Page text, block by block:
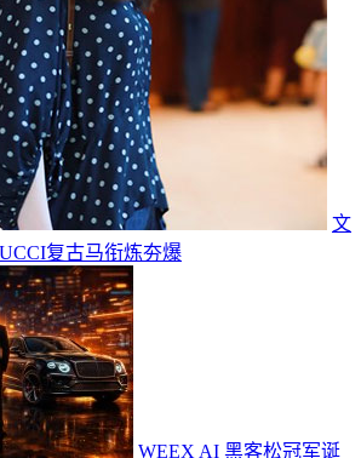
文
复古马衔炼夯爆
WEEX AI 黑客松冠军诞